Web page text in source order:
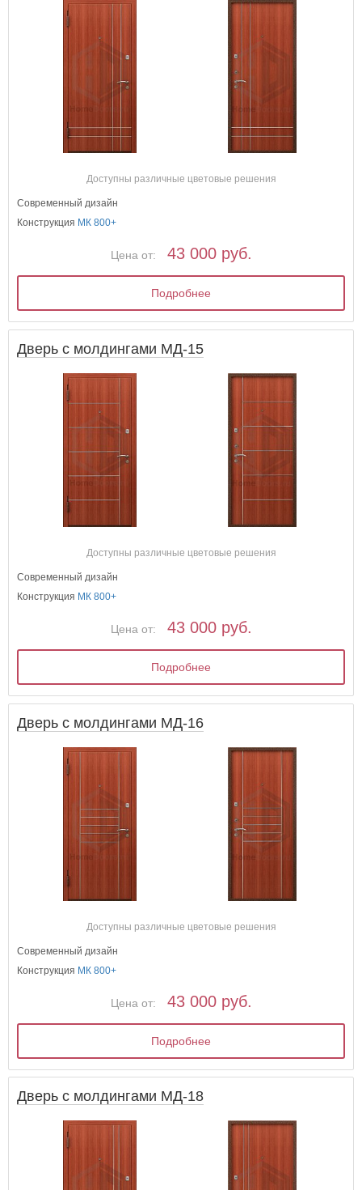
Доступны различные цветовые решения
Современный дизайн
Конструкция МК 800+
Цена от: 43 000 руб.
Подробнее
Дверь с молдингами МД-15
Доступны различные цветовые решения
Современный дизайн
Конструкция МК 800+
Цена от: 43 000 руб.
Подробнее
Дверь с молдингами МД-16
Доступны различные цветовые решения
Современный дизайн
Конструкция МК 800+
Цена от: 43 000 руб.
Подробнее
Дверь с молдингами МД-18